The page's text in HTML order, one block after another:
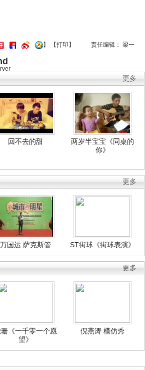
】 【打印 】 责任编辑： 梁一
更多
回不去的甜
两岁半宝宝《同桌的
你》
更多
万国运 萨克斯管 ST街球《街球表演》
更多
《一千零一个愿
望》
倪燕涛 模仿秀